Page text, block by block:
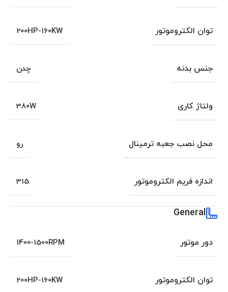
توان الکتروموتور 200HP-160KW
جنس بدنه چدن
ولتاژ کاری 380W
محل نصب جعبه ترمینال رو
اندازه فریم الکتروموتور 315
General
دور موتور 1400-1500RPM
توان الکتروموتور 200HP-160KW